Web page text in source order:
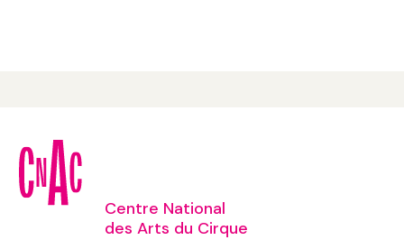
Centre National
des Arts du Cirque